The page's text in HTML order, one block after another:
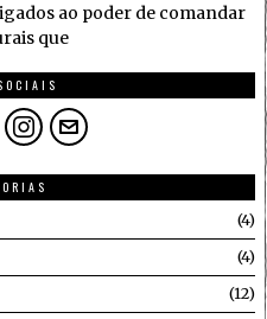
ao poder de comandar
que
4
4
12